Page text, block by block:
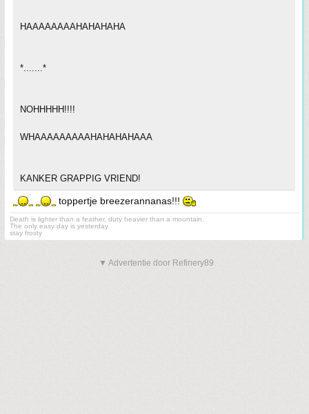
HAAAAAAAAHAHAHAHA
*.......*
NOHHHHH!!!!
WHAAAAAAAAAHAHAHAHAAA
KANKER GRAPPIG VRIEND!
toppertje breezerannanas!!!
Death is lighter than a feather, duty heavier than a mountain.
The only easy day is yesterday
stay frosty
▼ Advertentie door Refinery89